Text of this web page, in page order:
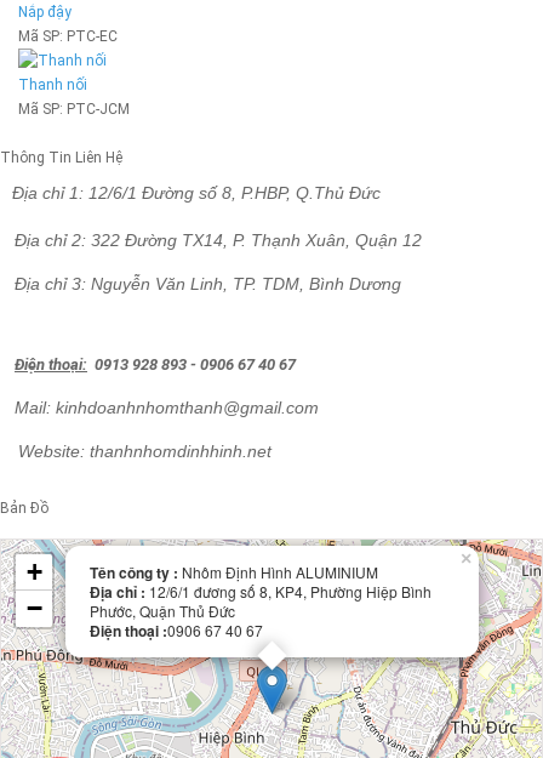
Nắp đậy
Mã SP: PTC-EC
Thanh nối
Mã SP: PTC-JCM
Thông Tin Liên Hệ
Địa chỉ 1: 12/6/1 Đường số 8, P.HBP, Q.Thủ Đức
Địa chỉ 2: 322 Đường TX14, P. Thạnh Xuân, Quận 12
Địa chỉ 3: Nguyễn Văn Linh, TP. TDM, Bình Dương
Điện thoại: 0913 928 893 - 0906 67 40 67
Mail: kinhdoanhnhomthanh@gmail.com
Website: thanhnhomdinhhinh.net
Bản Đồ
Tên công ty : Nhôm Định Hình ALUMINIUM
Địa chỉ : 12/6/1 đương số 8, KP4, Phường Hiệp Bình
Phước, Quận Thủ Đức
Điện thoại :0906 67 40 67
×
+
−